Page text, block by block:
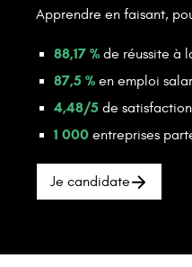
Apprendre en faisant,
88,17 % de réussite à
87,5 % en emploi
4,48/5 de
1 000 entreprises
Je candidate